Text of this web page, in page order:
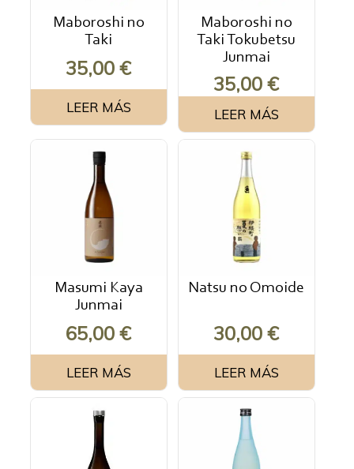
Maboroshi no
Taki
35,00€
LEER MÁS
Maboroshi no
Taki Tokubetsu
Junmai
35,00€
LEER MÁS
Masumi Kaya
Junmai
65,00€
LEER MÁS
Natsu no Omoide
30,00€
LEER MÁS